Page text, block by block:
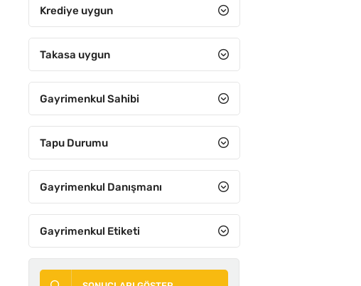
7+3
8+1
8+2
8+3
8+4
9+1
9+2
9+3
9+4
Krediye uygun
Takasa uygun
Gayrimenkul Sahibi
Tapu Durumu
Gayrimenkul Danışmanı
Gayrimenkul Etiketi